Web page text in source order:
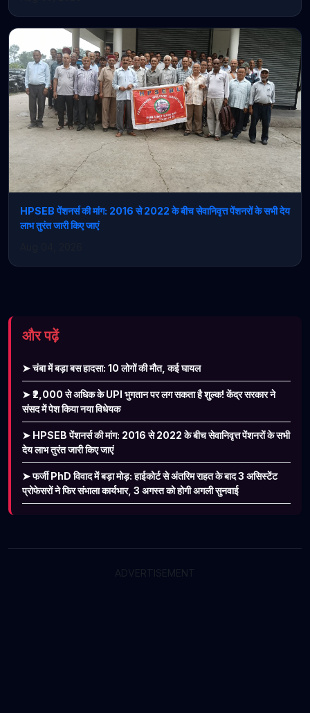
HPSEB पेंशनर्स की मांग: 2016 से 2022 के बीच सेवानिवृत्त पेंशनरों के सभी देय
लाभ तुरंत जारी किए जाएं
और पढ़ें
➤ चंबा में बड़ा बस हादसा: 10 लोगों की मौत, कई घायल
➤ ₹2,000 से अधिक के UPI भुगतान पर लग सकता है शुल्क! केंद्र सरकार ने
संसद में पेश किया नया विधेयक
➤ HPSEB पेंशनर्स की मांग: 2016 से 2022 के बीच सेवानिवृत्त पेंशनरों के सभी
देय लाभ तुरंत जारी किए जाएं
➤ फर्जी PhD विवाद में बड़ा मोड़: हाईकोर्ट से अंतरिम राहत के बाद 3 असिस्टेंट
प्रोफेसरों ने फिर संभाला कार्यभार, 3 अगस्त को होगी अगली सुनवाई
ADVERTISEMENT